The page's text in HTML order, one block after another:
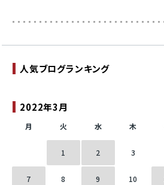
2022年3月
月 火 水 木
1 2 3
7 8 9 10
人気ブログランキング